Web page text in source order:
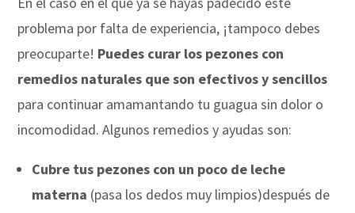
problema por falta de experiencia, ¡tampoco debes
preocuparte! Puedes curar los pezones con
remedios naturales que son efectivos y sencillos
para continuar amamantando tu guagua sin dolor o
incomodidad. Algunos remedios y ayudas son:
Cubre tus pezones con un poco de leche
materna (pasa los dedos muy limpios)después de